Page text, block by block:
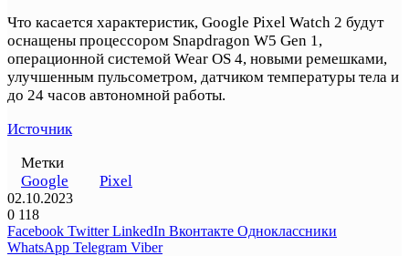
Что касается характеристик, Google Pixel Watch 2 будут
оснащены процессором Snapdragon W5 Gen 1,
операционной системой Wear OS 4, новыми ремешками,
улучшенным пульсометром, датчиком температуры тела и
до 24 часов автономной работы.
Источник
Метки
Google
Pixel
02.10.2023
0 118
Facebook Twitter LinkedIn Вконтакте Одноклассники
WhatsApp Telegram Viber